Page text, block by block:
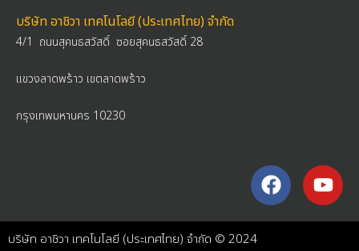
บริษัท อาชิวา เทคโนโลยี (ประเทศไทย) จำกัด
4/1 ถนนสุคนธสวัสดิ์ ซอยสุคนธสวัสดิ์ 28
แขวงลาดพร้าว เขตลาดพร้าว
กรุงเทพมหานคร 10230
บริษัท อาชิวา เทคโนโลยี (ประเทศไทย) จำกัด © 2024